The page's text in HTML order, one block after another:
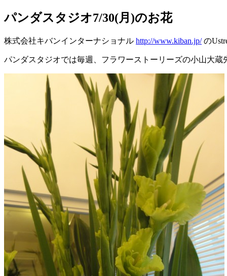
パンダスタジオ7/30(月)のお花
株式会社キバンインターナショナル http://www.kiban.jp/の
パンダスタジオでは毎週、フラワーストーリーズの小山大